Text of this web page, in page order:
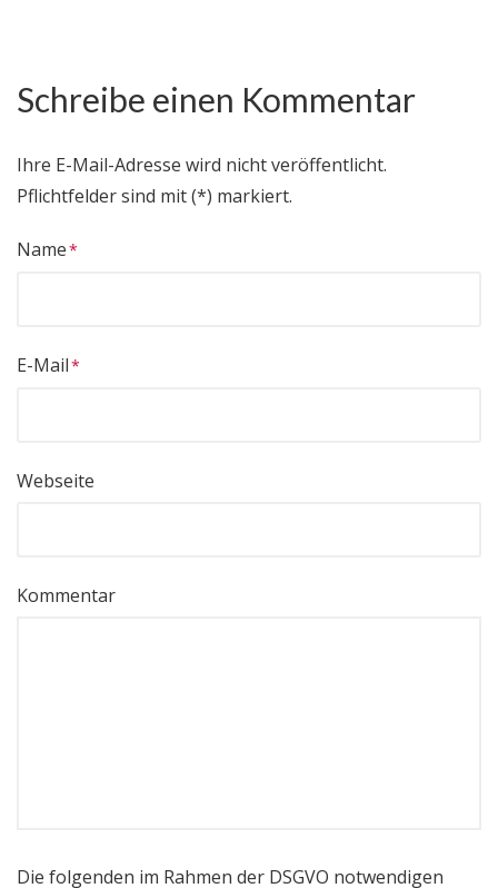
Schreibe einen Kommentar
Ihre E-Mail-Adresse wird nicht veröffentlicht.
Pflichtfelder sind mit (*) markiert.
Name
E-Mail
Webseite
Kommentar
Die folgenden im Rahmen der DSGVO notwendigen